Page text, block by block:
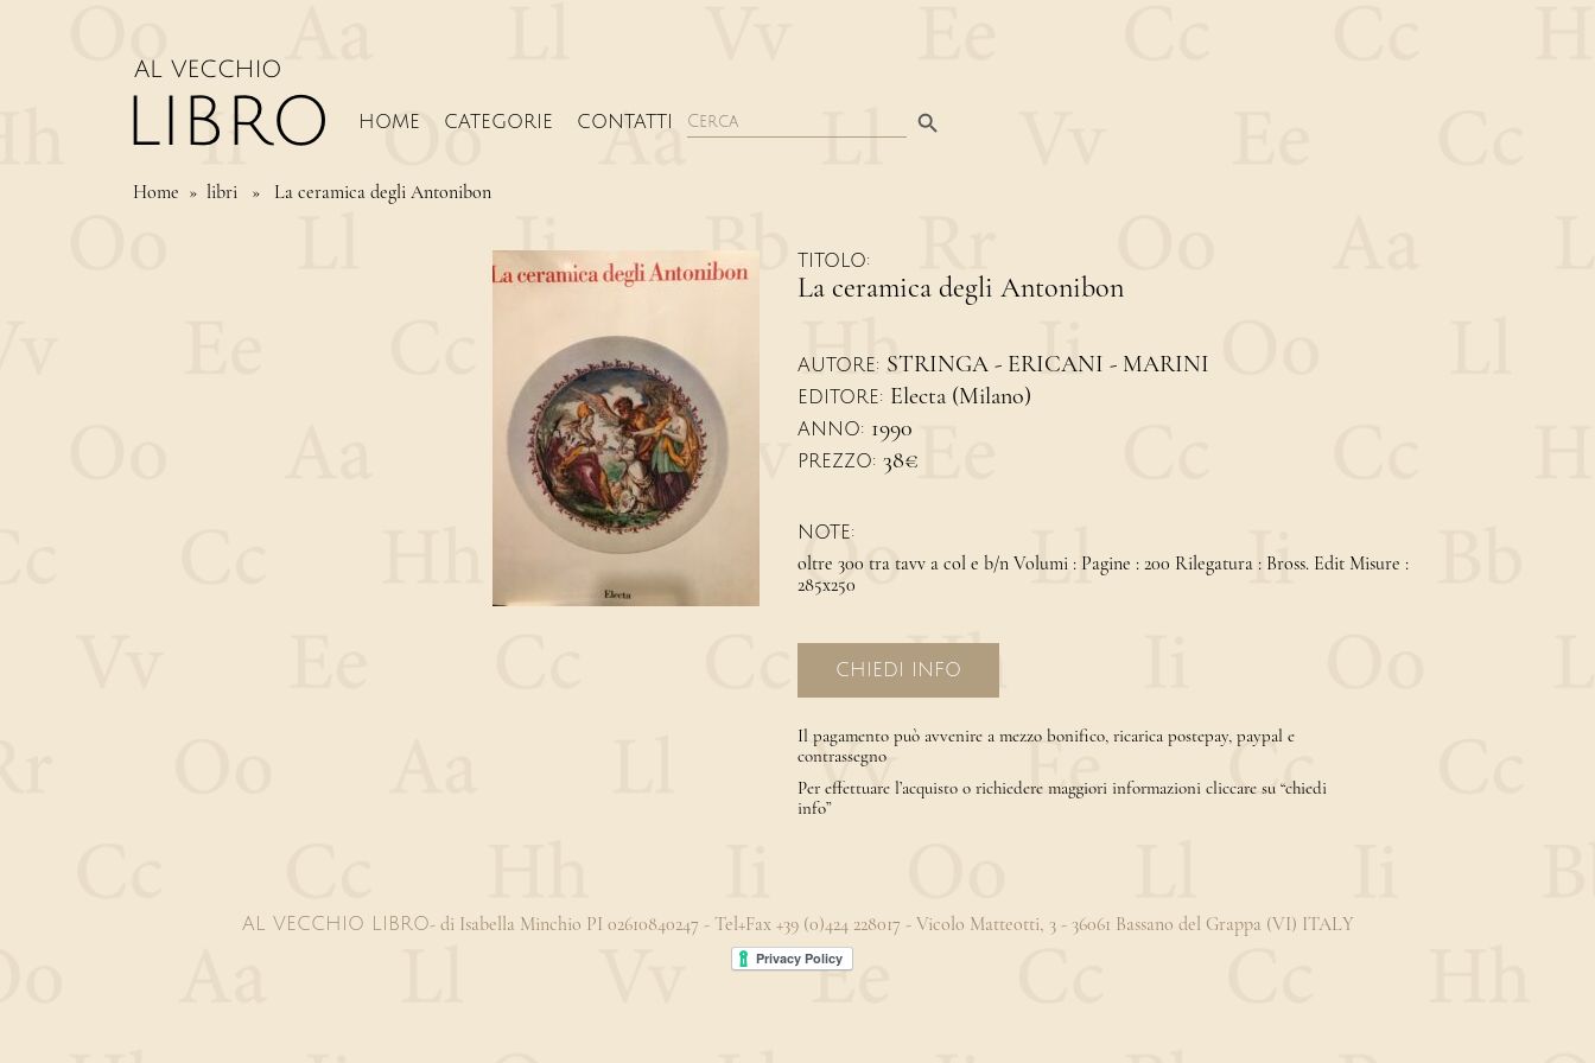
HOME CATEGORIE CONTATTI
Search
for:
Home » libri » La ceramica degli Antonibon
TITOLO:
La ceramica degli Antonibon
AUTORE: STRINGA - ERICANI - MARINI
EDITORE: Electa (Milano)
ANNO: 1990
PREZZO: 38€
NOTE:
oltre 300 tra tavv a col e b/n Volumi : Pagine : 200 Rilegatura : Bross. Edit Misure :
285x250
CHIEDI INFO
Il pagamento può avvenire a mezzo bonifico, ricarica postepay, paypal e
contrassegno
Per effettuare l’acquisto o richiedere maggiori informazioni cliccare su “chiedi
info”
AL VECCHIO LIBRO- di Isabella Minchio PI 02610840247 - Tel+Fax +39 (0)424 228017 - Vicolo Matteotti, 3 - 36061 Bassano del Grappa (VI) ITALY